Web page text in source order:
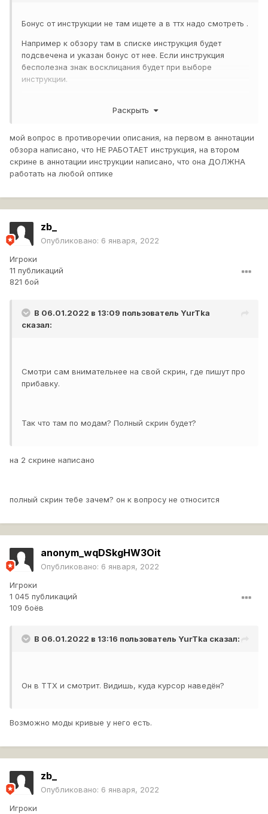
Бонус от инструкции не там ищете а в ттх надо смотреть .
Например к обзору там в списке инструкция будет
подсвечена и указан бонус от нее. Если инструкция
бесполезна знак восклицания будет при выборе
инструкции.
Раскрыть
мой вопрос в противоречии описания, на первом в аннотации
обзора написано, что НЕ РАБОТАЕТ инструкция, на втором
скрине в аннотации инструкции написано, что она ДОЛЖНА
работать на любой оптике
zb_
Опубликовано: 6 января, 2022
Игроки
11 публикаций
821 бой
В 06.01.2022 в 13:09 пользователь YurTka
сказал:
Смотри сам внимательнее на свой скрин, где пишут про
прибавку.
Так что там по модам? Полный скрин будет?
на 2 скрине написано
полный скрин тебе зачем? он к вопросу не относится
anonym_wqDSkgHW3Oit
Опубликовано: 6 января, 2022
Игроки
1 045 публикаций
109 боёв
В 06.01.2022 в 13:16 пользователь YurTka сказал:
Он в ТТХ и смотрит. Видишь, куда курсор наведён?
Возможно моды кривые у него есть.
zb_
Опубликовано: 6 января, 2022
Игроки